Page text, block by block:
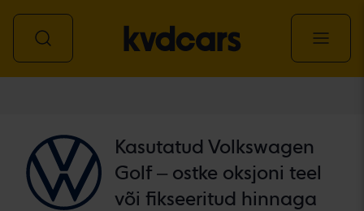
Kasutatud Volkswagen
Golf – ostke oksjoni teel
või fikseeritud hinnaga